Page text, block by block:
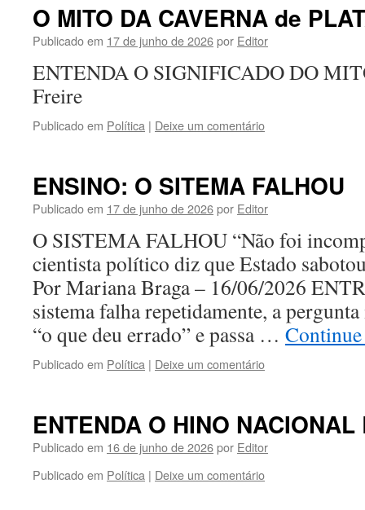
O MITO DA CAVERNA de
Publicado em 17 de junho de 2026por Editor
ENTENDA O SIGNIFICADO DO
Freire
Publicado em Política | Deixe um comentário
ENSINO: O SITEMA FALHOU
Publicado em 17 de junho de 2026por Editor
O SISTEMA FALHOU “Não foi
cientista político diz que Estado
Por Mariana Braga – 16/06/2026
sistema falha repetidamente, a
“o que deu errado” e passa …
Publicado em Política | Deixe um comentário
ENTENDA O HINO
Publicado em 16 de junho de 2026por Editor
Publicado em Política | Deixe um comentário